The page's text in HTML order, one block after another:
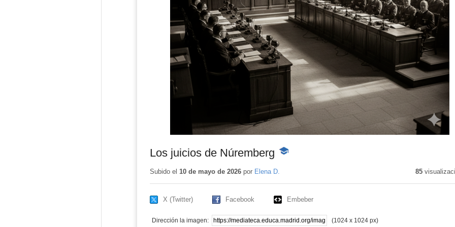
Los juicios de Núremberg
-
educativo
Subido el 10 de mayo de 2026por Elena D. 85
X (Twitter) Facebook Embeber
Dirección la imagen: (1024 x 1024 px)